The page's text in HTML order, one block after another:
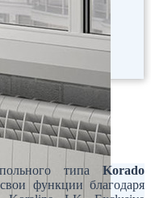
типа Korado
функции благодаря